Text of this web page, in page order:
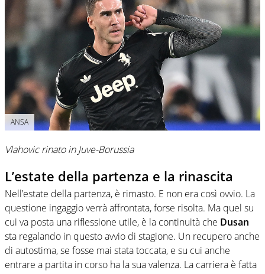
ANSA
Vlahovic rinato in Juve-Borussia
L’estate della partenza e la rinascita
Nell’estate della partenza, è rimasto. E non era così ovvio. La
questione ingaggio verrà affrontata, forse risolta. Ma quel su
cui va posta una riflessione utile, è la continuità che Dusan
sta regalando in questo avvio di stagione. Un recupero anche
di autostima, se fosse mai stata toccata, e su cui anche
entrare a partita in corso ha la sua valenza. La carriera è fatta